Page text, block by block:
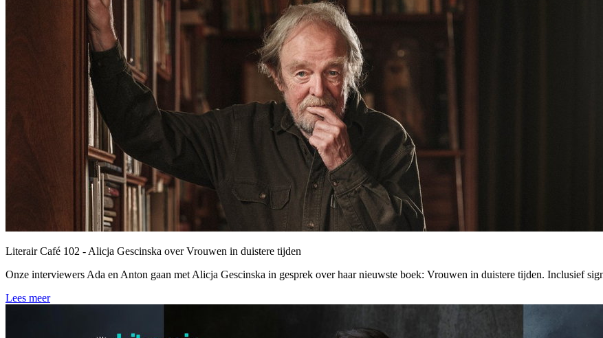
Literair Café 102 - Alicja Gescinska over Vrouwen in duistere tijden
Onze interviewers Ada en Anton gaan met Alicja Gescinska in gesprek over haar nieuwste boek: Vrouwen in duistere tijden. Inclusief
Lees meer